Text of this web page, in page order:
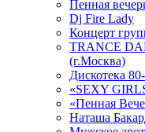
Пенная
Dj Fire Lady
Концерт
TRANCE
(г.Москва)
Дискотека
«SEXY
«Пенная
Hаташа